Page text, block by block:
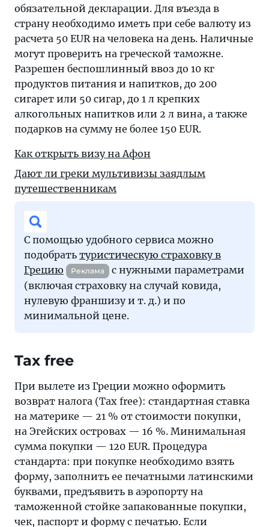
обязательной декларации. Для въезда в
страну необходимо иметь при себе валюту из
расчета 50 EUR на человека на день. Наличные
могут проверить на греческой таможне.
Разрешен беспошлинный ввоз до 10 кг
продуктов питания и напитков, до 200
сигарет или 50 сигар, до 1 л крепких
алкогольных напитков или 2 л вина, а также
подарков на сумму не более 150 EUR.
Как открыть визу на Афон
Дают ли греки мультивизы заядлым
путешественникам
С помощью удобного сервиса можно
подобрать туристическую страховку в
Грецию
Реклама
с нужными параметрами
(включая страховку на случай ковида,
нулевую франшизу и т. д.) и по
минимальной цене.
Tax free
При вылете из Греции можно оформить
возврат налога (Tax free): стандартная ставка
на материке — 21 % от стоимости покупки,
на Эгейских островах — 16 %. Минимальная
сумма покупки — 120 EUR. Процедура
стандарта: при покупке необходимо взять
форму, заполнить ее печатными латинскими
буквами, предъявить в аэропорту на
таможенной стойке запакованные покупки,
чек, паспорт и форму с печатью. Если